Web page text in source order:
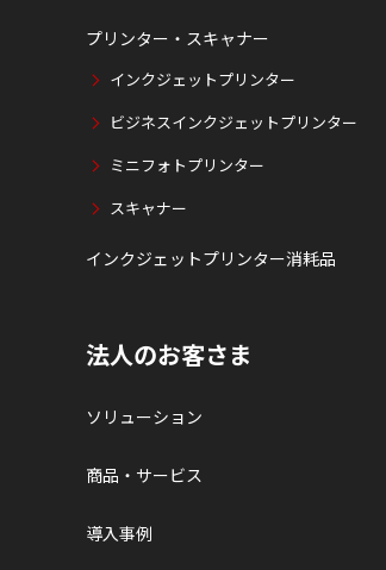
プリンター・スキャナー
インクジェットプリンター
ビジネスインクジェットプリンター
ミニフォトプリンター
スキャナー
インクジェットプリンター消耗品
法人のお客さま
ソリューション
商品・サービス
導入事例